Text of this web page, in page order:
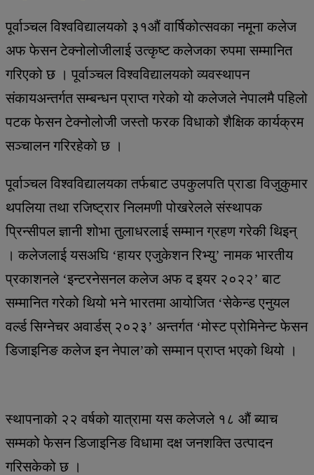
पूर्वाञ्चल विश्वविद्यालयको ३१औं वार्षिकोत्सवका नमूना कलेज
अफ फेसन टेक्नोलोजीलाई उत्कृष्ट कलेजका रुपमा सम्मानित
गरिएको छ । पूर्वाञ्चल विश्वविद्यालयको व्यवस्थापन
संकायअन्तर्गत सम्बन्धन प्राप्त गरेको यो कलेजले नेपालमै पहिलो
पटक फेसन टेक्नोलोजी जस्तो फरक विधाको शैक्षिक कार्यक्रम
सञ्चालन गरिरहेको छ ।
पूर्वाञ्चल विश्वविद्यालयका तर्फबाट उपकुलपति प्राडा विजुकुमार
थपलिया तथा रजिष्ट्रार निलमणी पोखरेलले संस्थापक
प्रिन्सीपल ज्ञानी शोभा तुलाधरलाई सम्मान ग्रहण गरेकी थिइन्
। कलेजलाई यसअघि ‘हायर एजुकेशन रिभ्यु’ नामक भारतीय
प्रकाशनले ‘इन्टरनेसनल कलेज अफ द इयर २०२२’ बाट
सम्मानित गरेको थियो भने भारतमा आयोजित ‘सेकेन्ड एनुयल
वर्ल्ड सिग्नेचर अवार्डस् २०२३’ अन्तर्गत ‘मोस्ट प्रोमिनेन्ट फेसन
डिजाइनिङ कलेज इन नेपाल’को सम्मान प्राप्त भएको थियो ।
स्थापनाको २२ वर्षको यात्रामा यस कलेजले १८ औं ब्याच
सम्मको फेसन डिजाइनिङ विधामा दक्ष जनशक्ति उत्पादन
गरिसकेको छ ।